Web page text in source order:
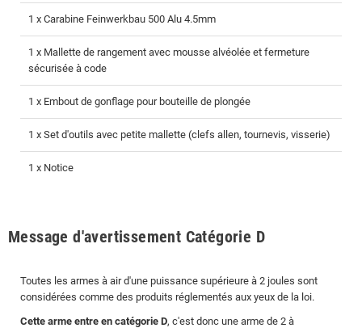
1 x Carabine Feinwerkbau 500 Alu 4.5mm
1 x Mallette de rangement avec mousse alvéolée et fermeture
sécurisée à code
1 x Embout de gonflage pour bouteille de plongée
1 x Set d'outils avec petite mallette (clefs allen, tournevis, visserie)
1 x Notice
Message d'avertissement Catégorie D
Toutes les armes à air d'une puissance supérieure à 2 joules sont
considérées comme des produits réglementés aux yeux de la loi.
Cette arme entre en catégorie D, c'est donc une arme de 2 à